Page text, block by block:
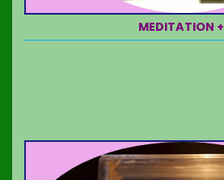
MEDITATION +